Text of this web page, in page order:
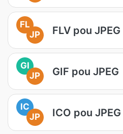
FL
JP
FLV pou JPEG
GI
JP
GIF pou JPEG
IC
JP
ICO pou JPEG